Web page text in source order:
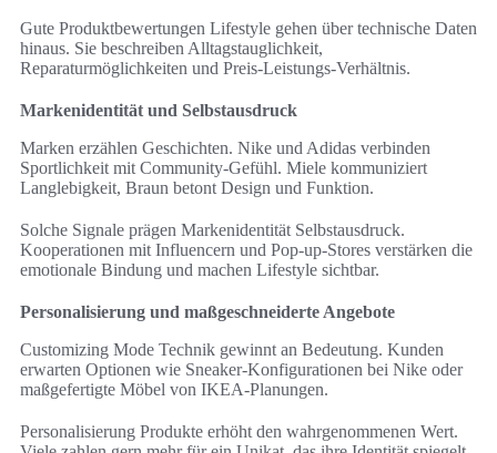
Gute Produktbewertungen Lifestyle gehen über technische Daten
hinaus. Sie beschreiben Alltagstauglichkeit,
Reparaturmöglichkeiten und Preis-Leistungs-Verhältnis.
Markenidentität und Selbstausdruck
Marken erzählen Geschichten. Nike und Adidas verbinden
Sportlichkeit mit Community-Gefühl. Miele kommuniziert
Langlebigkeit, Braun betont Design und Funktion.
Solche Signale prägen Markenidentität Selbstausdruck.
Kooperationen mit Influencern und Pop-up-Stores verstärken die
emotionale Bindung und machen Lifestyle sichtbar.
Personalisierung und maßgeschneiderte Angebote
Customizing Mode Technik gewinnt an Bedeutung. Kunden
erwarten Optionen wie Sneaker-Konfigurationen bei Nike oder
maßgefertigte Möbel von IKEA-Planungen.
Personalisierung Produkte erhöht den wahrgenommenen Wert.